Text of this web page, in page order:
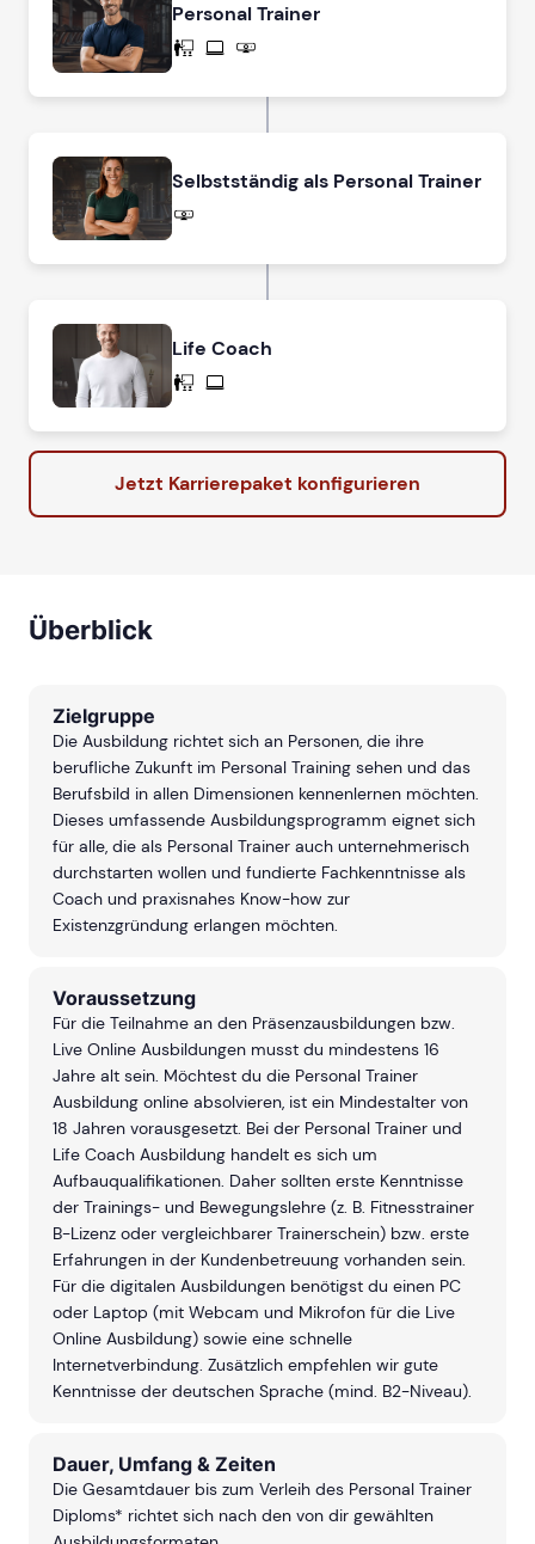
Personal Trainer
Selbstständig als Personal Trainer
Life Coach
Jetzt Karrierepaket konfigurieren
Überblick
Zielgruppe
Die Ausbildung richtet sich an Personen, die ihre
berufliche Zukunft im Personal Training sehen und das
Berufsbild in allen Dimensionen kennenlernen möchten.
Dieses umfassende Ausbildungsprogramm eignet sich
für alle, die als Personal Trainer auch unternehmerisch
durchstarten wollen und fundierte Fachkenntnisse als
Coach und praxisnahes Know-how zur
Existenzgründung erlangen möchten.
Voraussetzung
Für die Teilnahme an den Präsenzausbildungen bzw.
Live Online Ausbildungen musst du mindestens 16
Jahre alt sein. Möchtest du die Personal Trainer
Ausbildung online absolvieren, ist ein Mindestalter von
18 Jahren vorausgesetzt. Bei der Personal Trainer und
Life Coach Ausbildung handelt es sich um
Aufbauqualifikationen. Daher sollten erste Kenntnisse
der Trainings- und Bewegungslehre (z. B. Fitnesstrainer
B-Lizenz oder vergleichbarer Trainerschein) bzw. erste
Erfahrungen in der Kundenbetreuung vorhanden sein.
Für die digitalen Ausbildungen benötigst du einen PC
oder Laptop (mit Webcam und Mikrofon für die Live
Online Ausbildung) sowie eine schnelle
Internetverbindung. Zusätzlich empfehlen wir gute
Kenntnisse der deutschen Sprache (mind. B2-Niveau).
Dauer, Umfang & Zeiten
Die Gesamtdauer bis zum Verleih des Personal Trainer
Diploms* richtet sich nach den von dir gewählten